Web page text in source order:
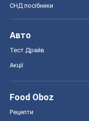
СНД посібники
Авто
Тест Драйв
Акції
Food Oboz
Рецепти